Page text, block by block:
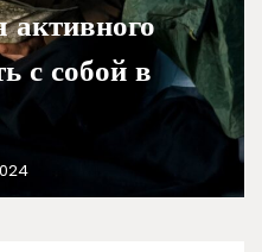
с собой в